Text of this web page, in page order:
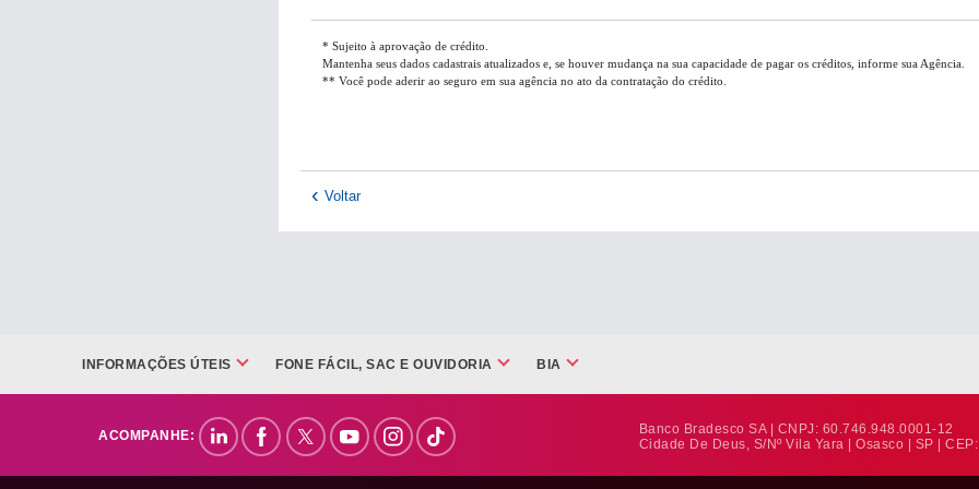
* Sujeito à aprovação de crédito.
Mantenha seus dados cadastrais atualizados e, se houver mudança na sua capacidade de pagar os créditos, informe sua Agência.
** Você pode aderir ao seguro em sua agência no ato da contratação do crédito.
Voltar
INFORMAÇÕES ÚTEIS FONE FÁCIL, SAC E OUVIDORIA BIA
ACOMPANHE:
Banco Bradesco SA | CNPJ: 60.746.948.0001-12
Cidade De Deus, S/nº Vila Yara | Osasco | SP |